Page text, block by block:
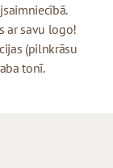
ar savu logo!
(pilnkrāsu
tonī.